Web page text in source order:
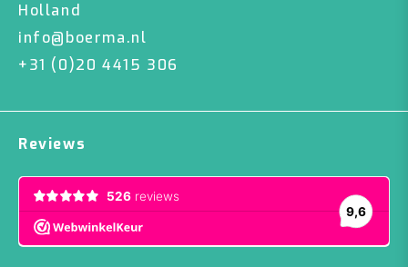
Holland
info@boerma.nl
+31 (0)20 4415 306
Reviews